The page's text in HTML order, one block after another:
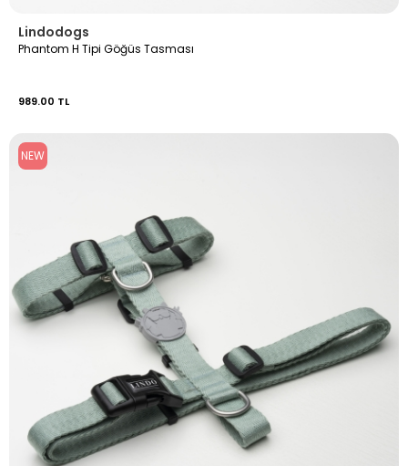
Lindodogs
Phantom H Tipi Göğüs Tasması
989.00 TL
NEW